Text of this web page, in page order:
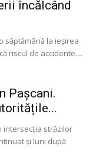
încălcând
săptămână la ieşirea
riscul de accidente....
Pașcani.
intersecția străzilor
și luni după